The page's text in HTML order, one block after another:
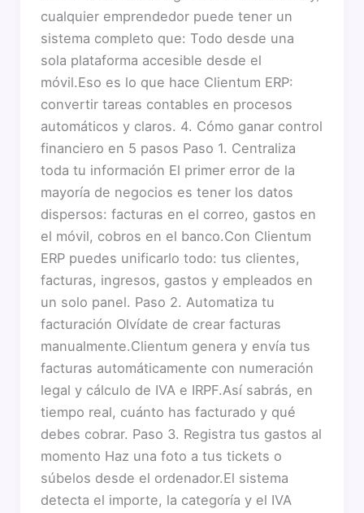
cualquier emprendedor puede tener un
sistema completo que: Todo desde una
sola plataforma accesible desde el
móvil.Eso es lo que hace Clientum ERP:
convertir tareas contables en procesos
automáticos y claros. 4. Cómo ganar control
financiero en 5 pasos Paso 1. Centraliza
toda tu información El primer error de la
mayoría de negocios es tener los datos
dispersos: facturas en el correo, gastos en
el móvil, cobros en el banco.Con Clientum
ERP puedes unificarlo todo: tus clientes,
facturas, ingresos, gastos y empleados en
un solo panel. Paso 2. Automatiza tu
facturación Olvídate de crear facturas
manualmente.Clientum genera y envía tus
facturas automáticamente con numeración
legal y cálculo de IVA e IRPF.Así sabrás, en
tiempo real, cuánto has facturado y qué
debes cobrar. Paso 3. Registra tus gastos al
momento Haz una foto a tus tickets o
súbelos desde el ordenador.El sistema
detecta el importe, la categoría y el IVA